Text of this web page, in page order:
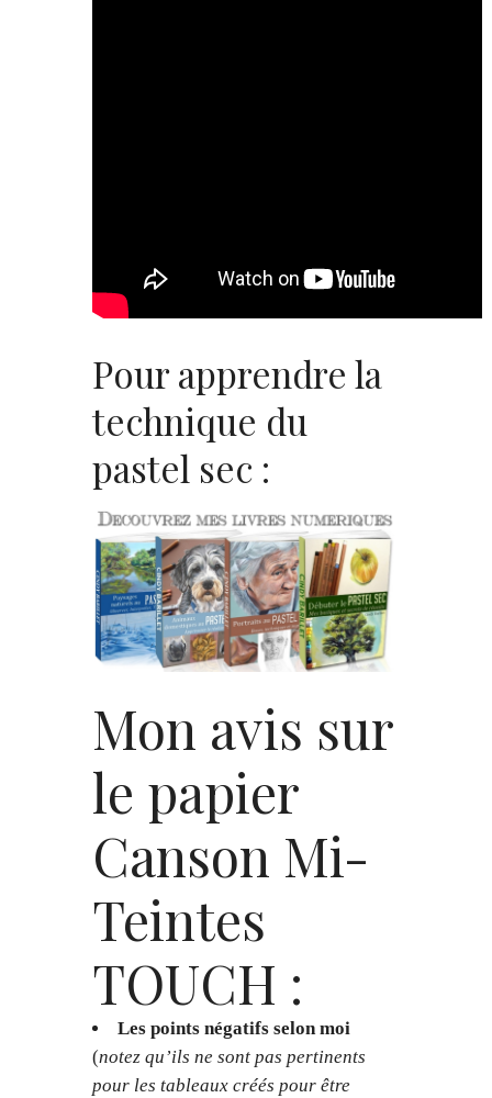
Pour apprendre la
technique du
pastel sec :
Mon avis sur
le papier
Canson Mi-
Teintes
TOUCH :
Les points négatifs selon moi
(notez qu’ils ne sont pas pertinents
pour les tableaux créés pour être